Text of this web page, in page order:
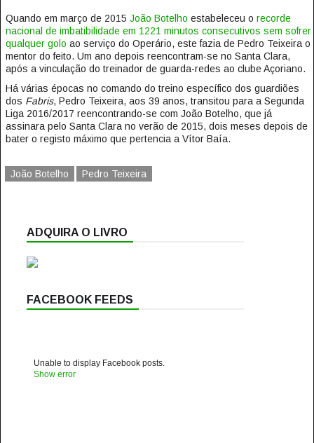
Quando em março de 2015 João Botelho estabeleceu o recorde
nacional de imbatibilidade em 1221 minutos consecutivos sem sofrer
qualquer golo ao serviço do Operário, este fazia de Pedro Teixeira o
mentor do feito. Um ano depois reencontram-se no Santa Clara,
após a vinculação do treinador de guarda-redes ao clube Açoriano.
Há várias épocas no comando do treino específico dos guardiões
dos Fabris, Pedro Teixeira, aos 39 anos, transitou para a Segunda
Liga 2016/2017 reencontrando-se com João Botelho, que já
assinara pelo Santa Clara no verão de 2015, dois meses depois de
bater o registo máximo que pertencia a Vítor Baía.
João Botelho Pedro Teixeira
ADQUIRA O LIVRO
FACEBOOK FEEDS
Unable to display Facebook posts.
Show error